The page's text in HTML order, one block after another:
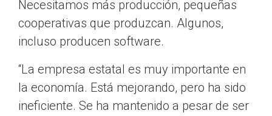
Necesitamos más producción, pequeñas
cooperativas que produzcan. Algunos,
incluso producen software.
“La empresa estatal es muy importante en
la economía. Está mejorando, pero ha sido
ineficiente. Se ha mantenido a pesar de ser